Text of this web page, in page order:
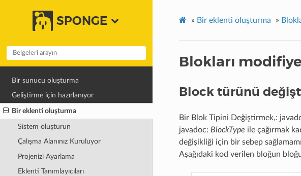
SPONGE
Bir sunucu oluşturma
Geliştirme için hazırlanıyor
Bir eklenti oluşturma
Sistem oluşturun
Çalışma Alanınız Kuruluyor
Projenizi Ayarlama
Eklenti Tanımlayıcıları
» Bir eklenti oluşturma »
Blokları
Block türünü
Bir Blok Tipini Değiştirmek,:
javadoc: BlockType ile çağırmak
değişikliği için bir sebep
Aşağıdaki kod verilen bloğun